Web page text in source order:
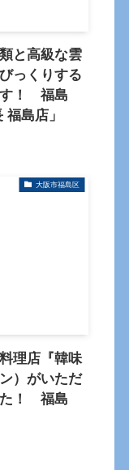
と高級な雲
っくりする
す！ 福島
島店」
大阪市福島区
理店『韓味
）がいただ
た！ 福島